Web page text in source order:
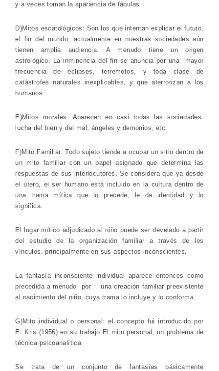
y a veces toman la apariencia de fábulas.
D)Mitos escatológicos: Son los que intentan explicar el futuro,
el fin del mundo; actualmente en nuestras sociedades aún
tienen amplia audiencia. A menudo tiene un origen
astrológico. La inminencia del fin se anuncia por una mayor
frecuencia de eclipses, terremotos, y toda clase de
catástrofes naturales inexplicables, y que aterrorizan a los
humanos.
E)Mitos morales: Aparecen en casi todas las sociedades:
lucha del bien y del mal, ángeles y demonios, etc.
F)Mito Familiar: Todo sujeto tiende a ocupar un sitio dentro de
un mito familiar con un papel asignado que determina las
respuestas de sus interlocutores. Se considera que ya desde
el útero, el ser humano está incluido en la cultura dentro de
una trama mítica que lo precede, le da identidad y lo
significa.
El lugar mítico adjudicado al niño puede ser develado a partir
del estudio de la organización familiar a través de los
vínculos, principalmente en sus aspectos inconscientes.
La fantasía inconsciente individual aparece entonces como
precedida a menudo
por una creación familiar preexistente
al nacimiento del niño, cuya trama lo incluye y lo conforma.
G)Mito individual o personal: el concepto fui introducido por
E. Kris (1956) en su trabajo El mito personal, un problema de
técnica psicoanalítica.
Se trata de un conjunto de fantasías básicamente